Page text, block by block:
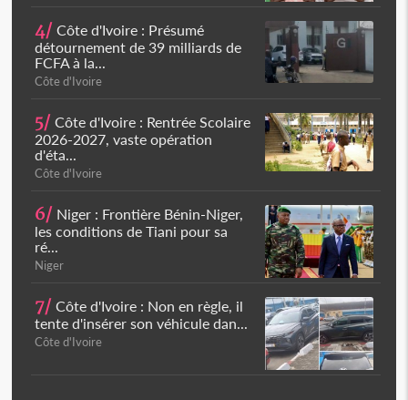
4/ Côte d'Ivoire : Présumé
détournement de 39 milliards de
FCFA à la...
Côte d'Ivoire
5/ Côte d'Ivoire : Rentrée Scolaire
2026-2027, vaste opération
d'éta...
Côte d'Ivoire
6/ Niger : Frontière Bénin-Niger,
les conditions de Tiani pour sa
ré...
Niger
7/ Côte d'Ivoire : Non en règle, il
tente d'insérer son véhicule dan...
Côte d'Ivoire